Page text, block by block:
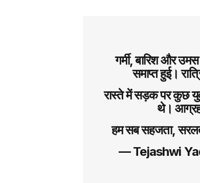
गर्मी, बारिश और
समाप्त हुई।
रास्ते में सड़क पर कुछ
थे। आग्रह
हम सब सहजता,
— Tejashwi